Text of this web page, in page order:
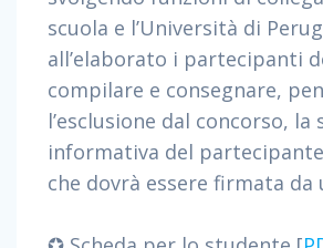
scuola e l’Università di
all’elaborato i partecipanti
compilare e consegnare,
l’esclusione dal concorso, la
informativa del
che dovrà essere firmata da